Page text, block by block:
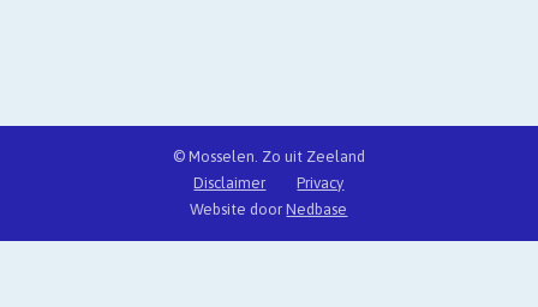
© Mosselen. Zo uit Zeeland
Disclaimer
Privacy
Website doorNedbase